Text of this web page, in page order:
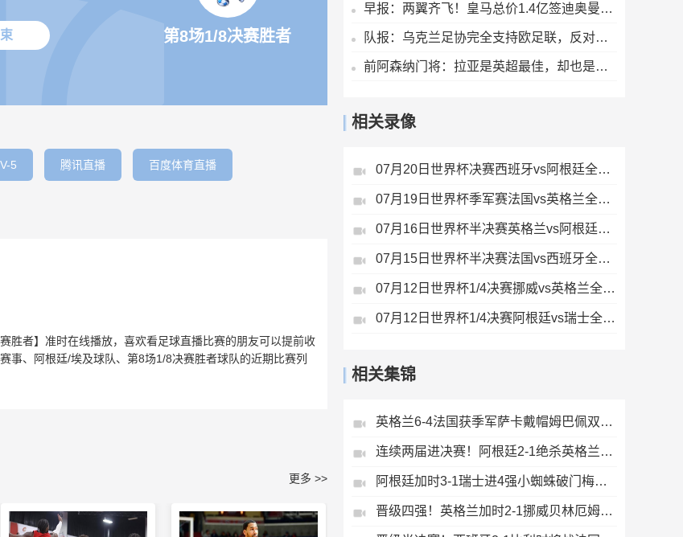
第8场1/8决赛胜者
5 腾讯直播 百度体育直播
胜者】准时在线播放，喜欢看足球直播比赛的朋友可以提前收
事、阿根廷/埃及球队、第8场1/8决赛胜者球队的近期比赛列
更多 >>
早报：两翼齐飞！皇马总价1.4亿签迪奥曼德，续约维尼修斯至2032
队报：乌克兰足协完全支持欧足联，反对因凡蒂诺缺乏透明度的计划
前阿森纳门将：拉亚是英超最佳，却也是世界最不幸运的门将
相关录像
07月20日世界杯决赛西班牙vs阿根廷全场录像
07月19日世界杯季军赛法国vs英格兰全场录像
07月16日世界杯半决赛英格兰vs阿根廷全场录像
07月15日世界杯半决赛法国vs西班牙全场录像
07月12日世界杯1/4决赛挪威vs英格兰全场录像
07月12日世界杯1/4决赛阿根廷vs瑞士全场录像
相关集锦
英格兰6-4法国获季军萨卡戴帽姆巴佩双响创纪录奥利塞2助+失良机
连续两届进决赛！阿根廷2-1绝杀英格兰劳塔罗恩佐破门梅西两助攻
阿根廷加时3-1瑞士进4强小蜘蛛破门梅西助攻麦卡恩博洛假摔染红
晋级四强！英格兰加时2-1挪威贝林厄姆连场双响谢尔德鲁普破门